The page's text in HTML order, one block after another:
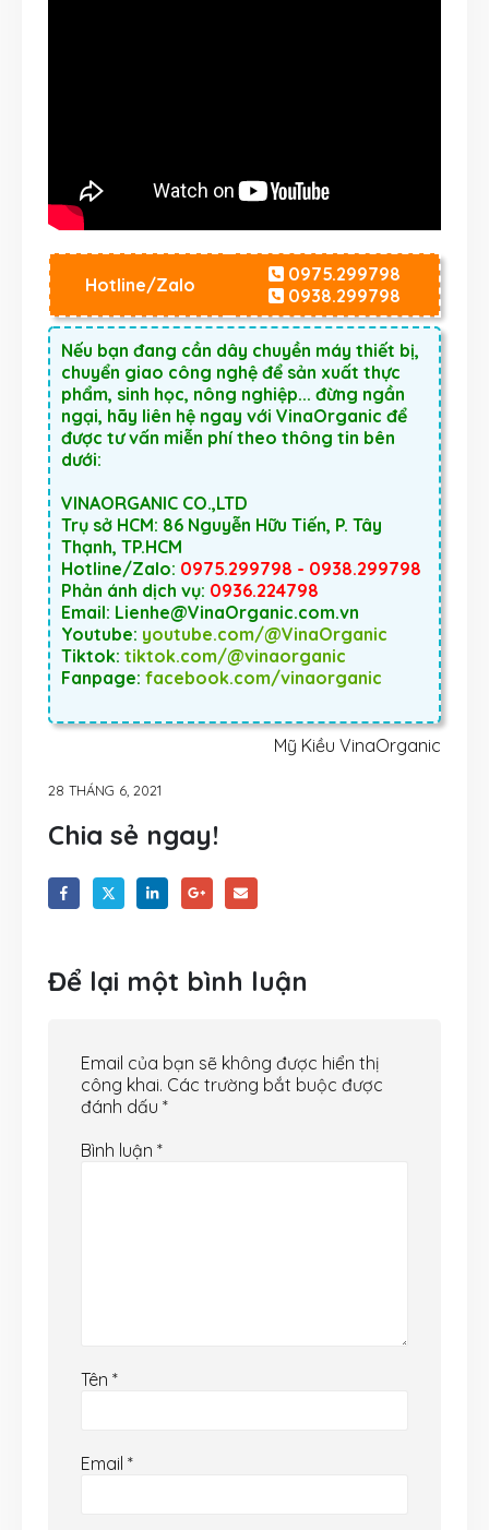
Hotline/Zalo
0975.299798
0938.299798
Nếu bạn đang cần dây chuyền máy thiết bị,
chuyển giao công nghệ để sản xuất thực
phẩm, sinh học, nông nghiệp... đừng ngần
ngại, hãy liên hệ ngay với VinaOrganic để
được tư vấn miễn phí theo thông tin bên
dưới:
VINAORGANIC CO.,LTD
Trụ sở HCM: 86 Nguyễn Hữu Tiến, P. Tây
Thạnh, TP.HCM
Hotline/Zalo: 0975.299798 - 0938.299798
Phản ánh dịch vụ: 0936.224798
Email: Lienhe@VinaOrganic.com.vn
Youtube: youtube.com/@VinaOrganic
Tiktok: tiktok.com/@vinaorganic
Fanpage: facebook.com/vinaorganic
Mỹ Kiều VinaOrganic
28 THÁNG 6, 2021
Chia sẻ ngay!
Để lại một bình luận
Email của bạn sẽ không được hiển thị
công khai. Các trường bắt buộc được
đánh dấu *
Bình luận *
Tên *
Email *